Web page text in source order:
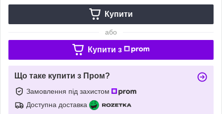
Купити
або
Купити з
Що таке купити з Пром?
Замовлення під захистом
Доступна доставка